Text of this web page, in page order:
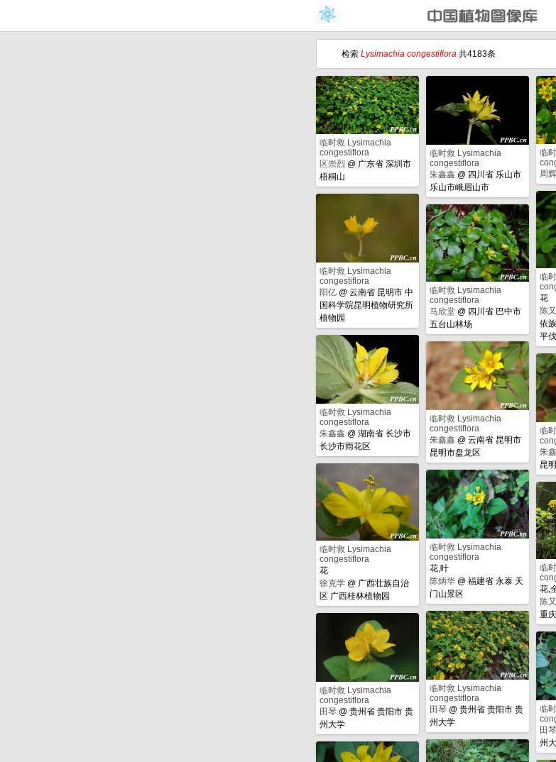
检索 Lysimachia congestiflora共4183条
临时救 Lysimachia
congestiflora
区崇烈 @广东省 深圳市
梧桐山
临时救 Lysimachia
congestiflora
朱鑫鑫 @四川省 乐山市
乐山市峨眉山市
临
周辉
临
花
陈
依
平伐
临时救 Lysimachia
congestiflora
阳亿 @云南省 昆明市 中
国科学院昆明植物研究所
植物园
临时救 Lysimachia
congestiflora
马欣堂 @四川省 巴中市
五台山林场
临时救 Lysimachia
congestiflora
朱鑫鑫 @湖南省 长沙市
长沙市雨花区
临时救 Lysimachia
congestiflora
朱鑫鑫 @云南省 昆明市
昆明市盘龙区
临
朱
昆
临时救 Lysimachia
congestiflora
花
徐克学 @广西壮族自治
区 广西桂林植物园
临时救 Lysimachia
congestiflora
花,叶
陈炳华 @福建省 永泰 天
门山景区
临
花,
陈
重
临时救 Lysimachia
congestiflora
田琴 @贵州省 贵阳市 贵
州大学
临时救 Lysimachia
congestiflora
田琴 @贵州省 贵阳市 贵
州大学
临
田琴
州